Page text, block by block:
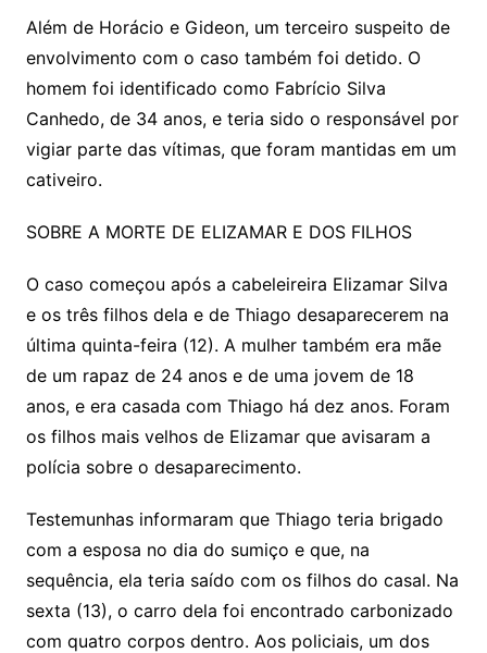
Além de Horácio e Gideon, um terceiro suspeito de
envolvimento com o caso também foi detido. O
homem foi identificado como Fabrício Silva
Canhedo, de 34 anos, e teria sido o responsável por
vigiar parte das vítimas, que foram mantidas em um
cativeiro.
SOBRE A MORTE DE ELIZAMAR E DOS FILHOS
O caso começou após a cabeleireira Elizamar Silva
e os três filhos dela e de Thiago desaparecerem na
última quinta-feira (12). A mulher também era mãe
de um rapaz de 24 anos e de uma jovem de 18
anos, e era casada com Thiago há dez anos. Foram
os filhos mais velhos de Elizamar que avisaram a
polícia sobre o desaparecimento.
Testemunhas informaram que Thiago teria brigado
com a esposa no dia do sumiço e que, na
sequência, ela teria saído com os filhos do casal. Na
sexta (13), o carro dela foi encontrado carbonizado
com quatro corpos dentro. Aos policiais, um dos